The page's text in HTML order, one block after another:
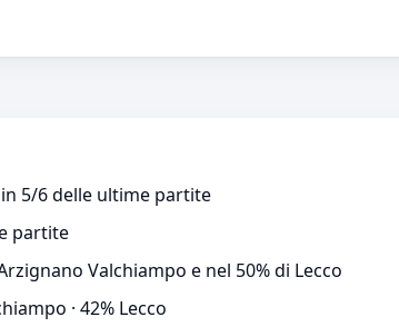
5/6 delle ultime partite
partite
Valchiampo e nel 50% di Lecco
· 42% Lecco